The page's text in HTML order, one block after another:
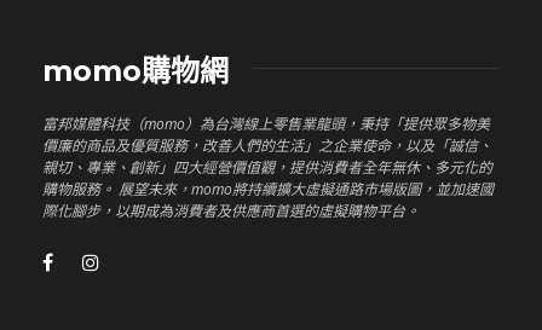
momo購物網
富邦媒體科技（momo）為台灣線上零售業龍頭，秉持「提供眾多物美
價廉的商品及優質服務，改善人們的生活」之企業使命，以及「誠信、
親切、專業、創新」四大經營價值觀，提供消費者全年無休、多元化的
購物服務。 展望未來，momo將持續擴大虛擬通路市場版圖，並加速國
際化腳步，以期成為消費者及供應商首選的虛擬購物平台。